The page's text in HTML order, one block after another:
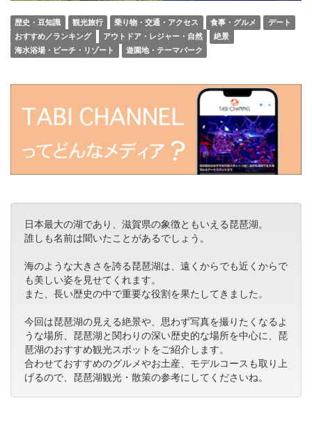
歴史・豆知識 観光旅行 乗り物・交通・アクセス 食事・グルメ
デート
おすすめ／ランキング
アウトドア・レジャー・自然
絶景
海水浴場・ビーチ・リゾート
遊園地・テーマパーク
日本最大の湖であり、滋賀県の象徴ともいえる琵琶湖。
誰しも名前は聞いたことがあるでしょう。
海のような大きさを誇る琵琶湖は、遠くからでも近くからで
も美しい姿を見せてくれます。
また、長い歴史の中で重要な役割を果たしてきました。
今回は琵琶湖の見える絶景や、思わず写真を撮りたくなるよ
うな場所、琵琶湖と関わりの深い歴史的な場所を中心に、琵
琶湖のおすすめ観光スポットをご紹介します。
合わせておすすめのグルメやお土産、モデルコースも取り上
げるので、琵琶湖観光・散策の参考にしてくださいね。